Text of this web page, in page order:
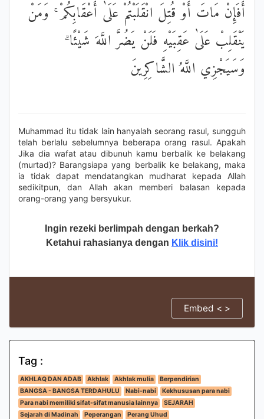
أَفَإِنْ مَاتَ أَوْ قُتِلَ انْقَلَبْتُمْ عَلَىٰ أَعْقَابِكُمْ ۚ وَمَنْ
يَنْقَلِبْ عَلَىٰ عَقِبَيْهِ فَلَنْ يَضُرَّ اللَّهَ شَيْئًا ۗ
وَسَيَجْزِي اللَّهُ الشَّاكِرِينَ
Muhammad itu tidak lain hanyalah seorang rasul, sungguh
telah berlalu sebelumnya beberapa orang rasul. Apakah
Jika dia wafat atau dibunuh kamu berbalik ke belakang
(murtad)? Barangsiapa yang berbalik ke belakang, maka
ia tidak dapat mendatangkan mudharat kepada Allah
sedikitpun, dan Allah akan memberi balasan kepada
orang-orang yang bersyukur.
Ingin rezeki berlimpah dengan berkah?
Ketahui rahasianya dengan Klik disini!
Embed < >
Tag :
AKHLAQ DAN ADAB Akhlak Akhlak mulia
Berpendirian
BANGSA - BANGSA TERDAHULU
Nabi-nabi
Kekhususan para nabi
Para nabi memiliki sifat-sifat manusia lainnya
SEJARAH
Sejarah di Madinah
Peperangan
Perang Uhud